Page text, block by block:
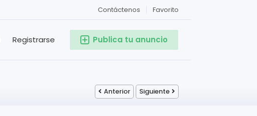
Favorito
Contáctenos
Publica tu anuncio
Registrarse
Anterior
Siguiente